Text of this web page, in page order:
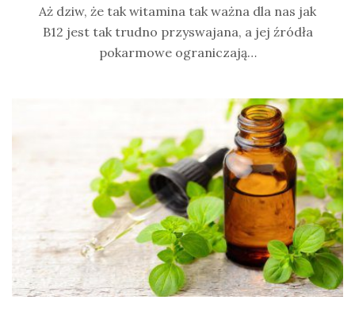
Aż dziw, że tak witamina tak ważna dla nas jak
B12 jest tak trudno przyswajana, a jej źródła
pokarmowe ograniczają…